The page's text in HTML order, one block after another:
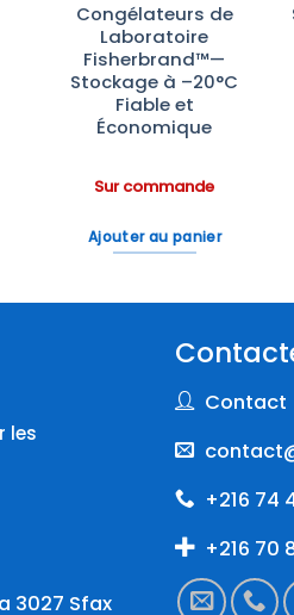
Congélateurs de
Laboratoire
Fisherbrand™—
Stockage à –20°C
Fiable et
Économique
Sur commande
Ajouter au panier
les
3027 Sfax
Contact
+216 74
+216 70